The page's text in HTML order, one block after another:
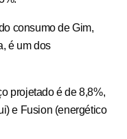
consumo de Gim,
é um dos
projetado é de 8,8%,
e Fusion (energético